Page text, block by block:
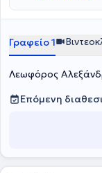
Γραφείο 1
Λεωφόρος
Επόμενη